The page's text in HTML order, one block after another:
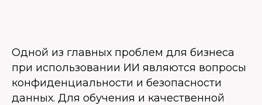
Одной из главных проблем для бизнеса
при использовании ИИ являются вопросы
конфиденциальности и безопасности
данных. Для обучения и качественной